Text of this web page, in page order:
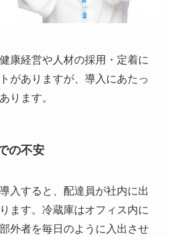
康経営や人材の採用・定着に
がありますが、導入にあたっ
ります。
の不安
入すると、配達員が社内に出
ます。冷蔵庫はオフィス内に
外者を毎日のように入出させ